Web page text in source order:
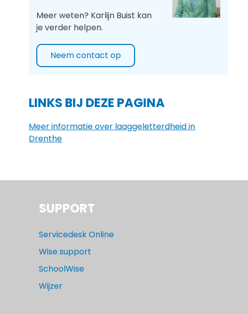
Meer weten? Karlijn Buist kan
je verder helpen.
Neem contact op
LINKS BIJ DEZE PAGINA
Meer informatie over laaggeletterdheid in
Drenthe
SUPPORT
Servicedesk Online
Wise support
SchoolWise
Wijzer